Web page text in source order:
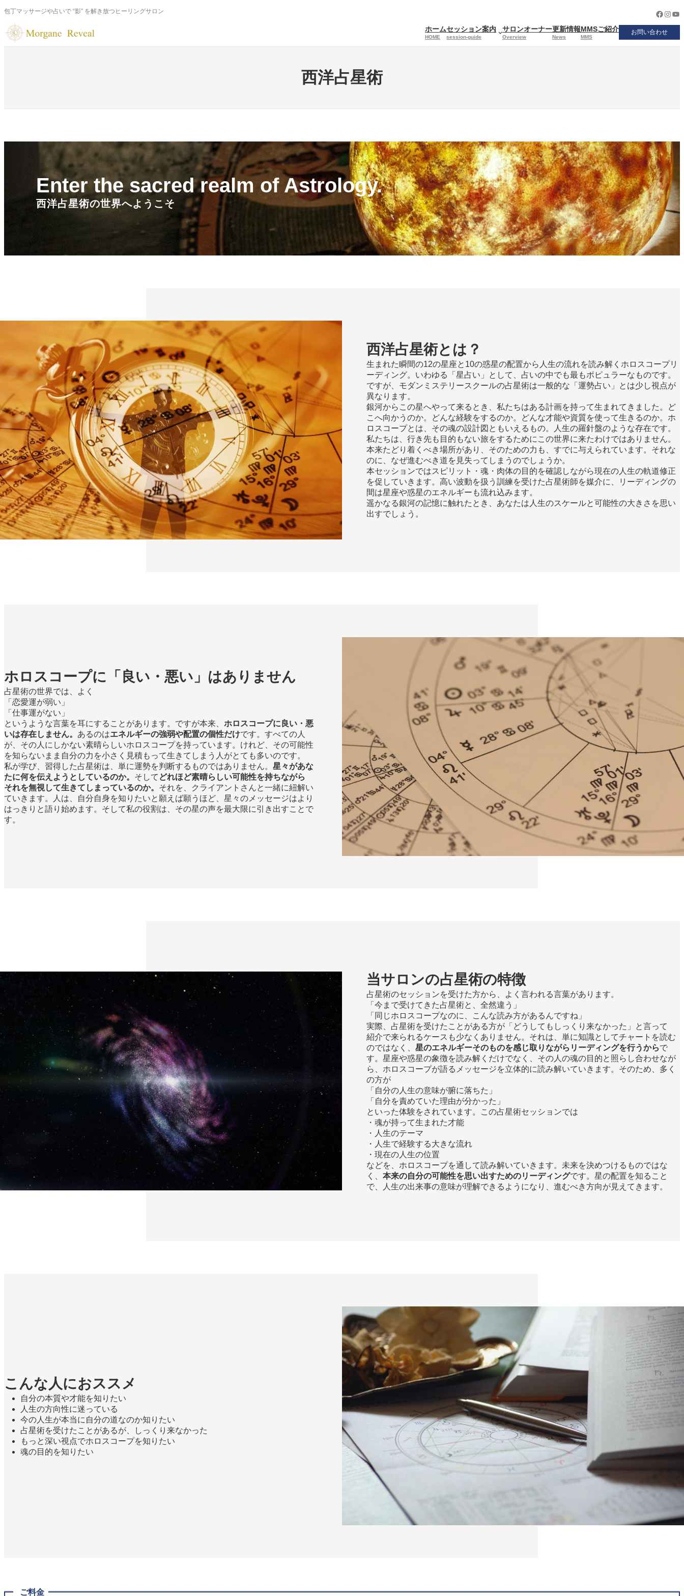
内
を
ス
包丁マッサージや占いで “影” を解き放つヒーリングサロン
ホーム
HOME
セッション案内
session-guide
サロンオーナー
Overview
更新情報
News
MMSご紹介
MMS
お問い合わせ
西洋占星術
Enter the sacred realm of Astrology.
西洋占星術の世界へようこそ
西洋占星術とは？
生まれた瞬間の12の星座と10の惑星の配置から人生の流れを読み解くホロスコープリ
ーディング。いわゆる「星占い」として、占いの中でも最もポピュラーなものです。
ですが、モダンミステリースクールの占星術は一般的な「運勢占い」とは少し視点が
異なります。
銀河からこの星へやって来るとき、私たちはある計画を持って生まれてきました。ど
こへ向かうのか。どんな経験をするのか。どんな才能や資質を使って生きるのか。ホ
ロスコープとは、その魂の設計図ともいえるもの。人生の羅針盤のような存在です。
私たちは、行き先も目的もない旅をするためにこの世界に来たわけではありません。
本来たどり着くべき場所があり、そのための力も、すでに与えられています。それな
のに、なぜ進むべき道を見失ってしまうのでしょうか。
本セッションではスピリット・魂・肉体の目的を確認しながら現在の人生の軌道修正
を促していきます。高い波動を扱う訓練を受けた占星術師を媒介に、リーディングの
間は星座や惑星のエネルギーも流れ込みます。
遥かなる銀河の記憶に触れたとき、あなたは人生のスケールと可能性の大きさを思い
出すでしょう。
ホロスコープに「良い・悪い」はありません
占星術の世界では、よく
「恋愛運が弱い」
「仕事運がない」
というような言葉を耳にすることがあります。ですが本来、 ホロスコープに良い・悪
いは存在しません。 あるのはエネルギーの強弱や配置の個性だけです。すべての人
が、その人にしかない素晴らしいホロスコープを持っています。けれど、その可能性
を知らないまま自分の力を小さく見積もって生きてしまう人がとても多いのです。
私が学び、習得した占星術は、単に運勢を判断するものではありません。 星々があな
たに何を伝えようとしているのか。 そして どれほど素晴らしい可能性を持ちながら
それを無視して生きてしまっているのか。 それを、クライアントさんと一緒に紐解い
ていきます。人は、自分自身を知りたいと願えば願うほど、星々のメッセージはより
はっきりと語り始めます。そして私の役割は、その星の声を最大限に引き出すことで
す。
当サロンの占星術の特徴
占星術のセッションを受けた方から、よく言われる言葉があります。
「今まで受けてきた占星術と、全然違う」
「同じホロスコープなのに、こんな読み方があるんですね」
実際、占星術を受けたことがある方が「どうしてもしっくり来なかった」と言って
紹介で来られるケースも少なくありません。それは、単に知識としてチャートを読む
のではなく、 星のエネルギーそのものを感じ取りながらリーディングを行うからで
す。星座や惑星の象徴を読み解くだけでなく、その人の魂の目的と照らし合わせなが
ら、ホロスコープが語るメッセージを立体的に読み解いていきます。そのため、多く
の方が
「自分の人生の意味が腑に落ちた」
「自分を責めていた理由が分かった」
といった体験をされています。この占星術セッションでは
・魂が持って生まれた才能
・人生のテーマ
・人生で経験する大きな流れ
・現在の人生の位置
などを、ホロスコープを通して読み解いていきます。未来を決めつけるものではな
く、 本来の自分の可能性を思い出すためのリーディングです。星の配置を知ること
で、人生の出来事の意味が理解できるようになり、進むべき方向が見えてきます。
こんな人におススメ
自分の本質や才能を知りたい
人生の方向性に迷っている
今の人生が本当に自分の道なのか知りたい
占星術を受けたことがあるが、しっくり来なかった
もっと深い視点でホロスコープを知りたい
魂の目的を知りたい
ご料金